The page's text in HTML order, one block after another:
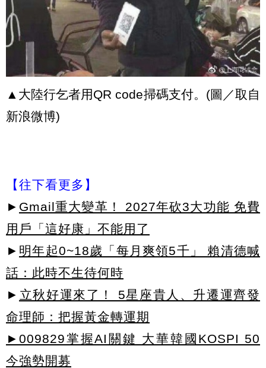
▲大陸行乞者用QR code掃碼支付。(圖／取自
新浪微博)
【往下看更多】
► Gmail重大變革！ 2027年砍3大功能 免費
用戶「這好康」不能用了
► 明年起0~18歲「每月爽領5千」 賴清德喊
話：此時不生待何時
► 立秋好運來了！ 5星座貴人、升遷運齊發
命理師：把握黃金轉運期
►009829掌握AI關鍵 大華韓國KOSPI 50
今強勢開募